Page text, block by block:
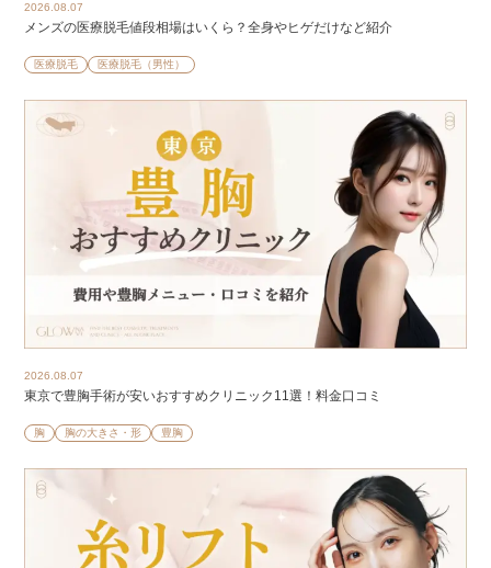
2026.08.07
メンズの医療脱毛値段相場はいくら？全身やヒゲだけなど紹介
医療脱毛 医療脱毛（男性）
2026.08.07
東京で豊胸手術が安いおすすめクリニック11選！料金口コミ
胸 胸の大きさ・形 豊胸